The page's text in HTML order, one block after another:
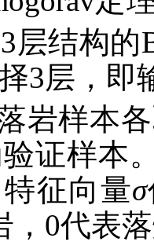
层结构的
3层，即
岩样本
证样本
征向量σ
，0代表